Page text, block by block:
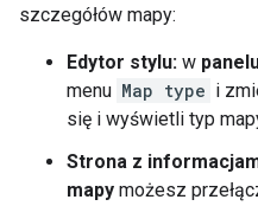
szczegółów mapy:
Edytor stylu: w
menu Map type i
się i wyświetli typ
Strona z
mapy możesz